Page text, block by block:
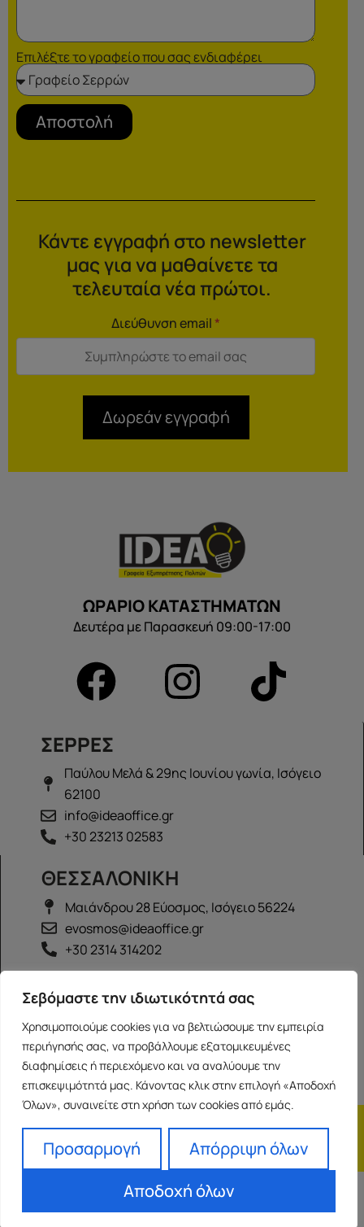
Σεβόμαστε την ιδιωτικότητά σας
Χρησιμοποιούμε cookies για να βελτιώσουμε την εμπειρία
περιήγησής σας, να προβάλλουμε εξατομικευμένες
διαφημίσεις ή περιεχόμενο και να αναλύουμε την
επισκεψιμότητά μας. Κάνοντας κλικ στην επιλογή «Αποδοχή
Όλων», συναινείτε στη χρήση των cookies από εμάς.
Προσαρμογή
Απόρριψη όλων
Αποδοχή όλων
Επιλέξτε το γραφείο που σας ενδιαφέρει
Αποστολή
Κάντε εγγραφή στο newsletter
μας για να μαθαίνετε τα
τελευταία νέα πρώτοι.
Διεύθυνση email*
Δωρεάν εγγραφή
ΩΡΑΡΙΟ ΚΑΤΑΣΤΗΜΑΤΩΝ
Δευτέρα με Παρασκευή 09:00-17:00
ΣΕΡΡΕΣ
Παύλου Μελά & 29ης Ιουνίου γωνία, Ισόγειο
62100
info@ideaoffice.gr
+30 23213 02583
ΘΕΣΣΑΛΟΝΙΚΗ
Μαιάνδρου 28 Εύοσμος, Ισόγειο 56224
evosmos@ideaoffice.gr
+30 2314 314202
ΙΩΑΝΝΙΝΑ
Γεώργιου Καραϊσκάκη 38, Ισόγειο 45444
ioannina@ideaoffice.gr
+30 26516 08616
Franchise
Όροι Χρήσης
Powered by